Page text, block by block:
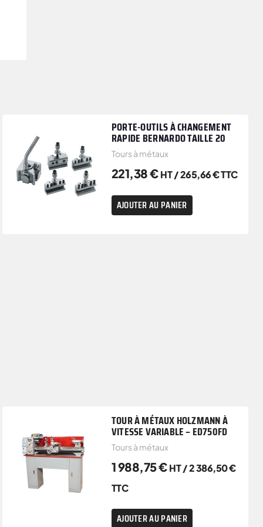
PORTE-OUTILS À CHANGEMENT
RAPIDE BERNARDO TAILLE 20
Tours à métaux
221,38€ HT /265,66€TTC
AJOUTER AU PANIER
TOUR À MÉTAUX HOLZMANN À
VITESSE VARIABLE – ED750FD
Tours à métaux
1 988,75€HT /2 386,50€
TTC
AJOUTER AU PANIER